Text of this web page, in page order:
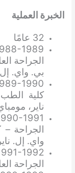
الخبرة العملية
32 عامًا
الجراحة
بي. واي.
كلية
ناير،
الجراحة
واي. إل.
الجراحة